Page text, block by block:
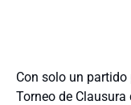
Con solo un
Torneo de